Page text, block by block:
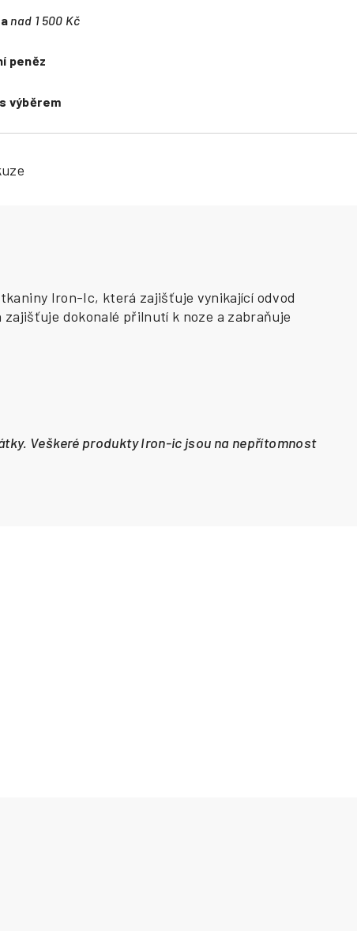
nad 1 500 Kč
peněz
výběrem
Iron-Ic, která zajišťuje vynikající odvod
dokonalé přilnutí k noze a zabraňuje
Veškeré produkty Iron-ic jsou na nepřítomnost